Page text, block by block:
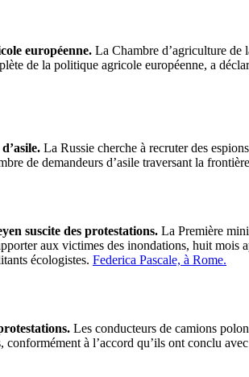
européenne. La Chambre d’agriculture de
de la politique agricole européenne, a
La Russie cherche à recruter des
de demandeurs d’asile traversant la
suscite des protestations. La Première
aux victimes des inondations, huit mois
écologistes. Federica Pascale, à Rome.
Les conducteurs de camions
à l’accord qu’ils ont conclu